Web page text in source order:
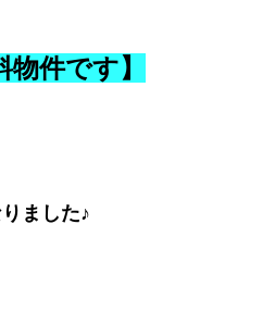
物件です】
ました♪